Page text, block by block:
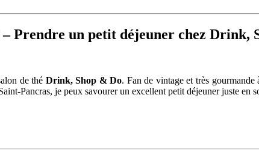
– Prendre un petit déjeuner chez Drink,
de thé Drink, Shop & Do. Fan de vintage et très
Pancras, je peux savourer un excellent petit déjeuner juste